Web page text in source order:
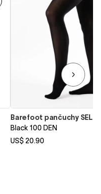
Barefoot pančuchy
Black 100 DEN
US$ 20.90